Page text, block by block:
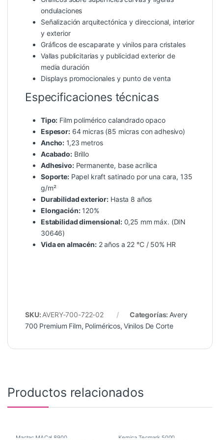
ondulaciones
Señalización arquitectónica y direccional, interior
y exterior
Gráficos de escaparate y vinilos para cristales
Vallas publicitarias y publicidad exterior de
media duración
Displays promocionales y punto de venta
Especificaciones técnicas
Tipo: Film polimérico calandrado opaco
Espesor:64 micras (85 micras con adhesivo)
Ancho: 1,23 metros
Acabado:Brillo
Adhesivo:Permanente, base acrílica
Soporte:Papel kraft satinado por una cara, 135
g/m²
Durabilidad exterior: Hasta 8 años
Elongación:120%
Estabilidad dimensional:0,25 mm máx. (DIN
30646)
Vida en almacén:2 años a 22 °C / 50% HR
SKU: AVERY-700-722-02 Categorías: Avery
700 Premium Film, Poliméricos, Vinilos De Corte
Productos relacionados
Mactac MACal 8900 Kemica Tecmark 5000